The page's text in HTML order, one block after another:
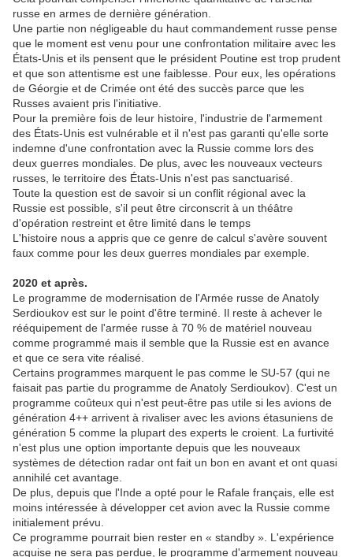
russe en armes de dernière génération.
Une partie non négligeable du haut commandement russe pense
que le moment est venu pour une confrontation militaire avec les
États-Unis et ils pensent que le président Poutine est trop prudent
et que son attentisme est une faiblesse. Pour eux, les opérations
de Géorgie et de Crimée ont été des succès parce que les
Russes avaient pris l'initiative.
Pour la première fois de leur histoire, l'industrie de l'armement
des États-Unis est vulnérable et il n'est pas garanti qu'elle sorte
indemne d'une confrontation avec la Russie comme lors des
deux guerres mondiales. De plus, avec les nouveaux vecteurs
russes, le territoire des États-Unis n'est pas sanctuarisé.
Toute la question est de savoir si un conflit régional avec la
Russie est possible, s'il peut être circonscrit à un théâtre
d'opération restreint et être limité dans le temps
L'histoire nous a appris que ce genre de calcul s'avère souvent
faux comme pour les deux guerres mondiales par exemple.
2020 et après.
Le programme de modernisation de l'Armée russe de Anatoly
Serdioukov est sur le point d'être terminé. Il reste à achever le
rééquipement de l'armée russe à 70 % de matériel nouveau
comme programmé mais il semble que la Russie est en avance
et que ce sera vite réalisé.
Certains programmes marquent le pas comme le SU-57 (qui ne
faisait pas partie du programme de Anatoly Serdioukov). C'est un
programme coûteux qui n'est peut-être pas utile si les avions de
génération 4++ arrivent à rivaliser avec les avions étasuniens de
génération 5 comme la plupart des experts le croient. La furtivité
n'est plus une option importante depuis que les nouveaux
systèmes de détection radar ont fait un bon en avant et ont quasi
annihilé cet avantage.
De plus, depuis que l'Inde a opté pour le Rafale français, elle est
moins intéressée à développer cet avion avec la Russie comme
initialement prévu.
Ce programme pourrait bien rester en « standby ». L'expérience
acquise ne sera pas perdue, le programme d'armement nouveau